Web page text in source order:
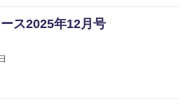
ス2025年12月号